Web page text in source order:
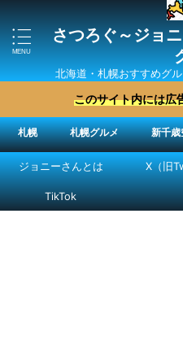
さつろぐ～ジョ
北海道・札幌おすすめグ
略法を紹介 ″ジ
このサイト内には広
札幌 札幌グルメ 新千歳
ジョニーさんとは X（旧
TikTok